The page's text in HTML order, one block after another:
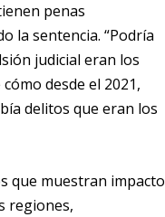
penas
la sentencia. “Podría
judicial eran los
desde el 2021,
delitos que eran los
que muestran impacto
regiones,